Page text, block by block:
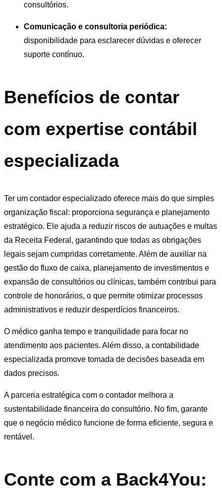
consultórios.
Comunicação e consultoria periódica:
disponibilidade para esclarecer dúvidas e oferecer
suporte contínuo.
Benefícios de contar
com expertise contábil
especializada
Ter um contador especializado oferece mais do que simples
organização fiscal: proporciona segurança e planejamento
estratégico. Ele ajuda a reduzir riscos de autuações e multas
da Receita Federal, garantindo que todas as obrigações
legais sejam cumpridas corretamente. Além de auxiliar na
gestão do fluxo de caixa, planejamento de investimentos e
expansão de consultórios ou clínicas, também contribui para
controle de honorários, o que permite otimizar processos
administrativos e reduzir desperdícios financeiros.
O médico ganha tempo e tranquilidade para focar no
atendimento aos pacientes. Além disso, a contabilidade
especializada promove tomada de decisões baseada em
dados precisos.
A parceria estratégica com o contador melhora a
sustentabilidade financeira do consultório. No fim, garante
que o negócio médico funcione de forma eficiente, segura e
rentável.
Conte com a Back4You: